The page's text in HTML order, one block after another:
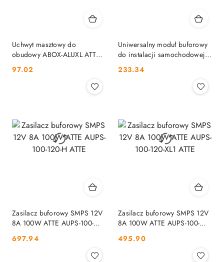
Uchwyt masztowy do
obudowy ABOX-ALUXL ATTE
Cena:
97.02
Uniwersalny moduł buforowy
do instalacji samochodowej
UN1-OF ATTE
Cena:
233.34
Zasilacz buforowy SMPS 12V
8A 100W ATTE AUPS-100-
Cena:
697.94
Zasilacz buforowy SMPS 12V
8A 100W ATTE AUPS-100-
Cena:
495.90